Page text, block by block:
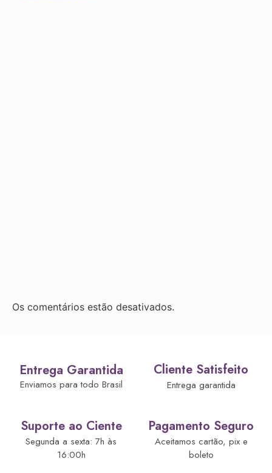
Os comentários estão desativados.
Entrega Garantida
Enviamos para todo Brasil
Cliente Satisfeito
Entrega garantida
Suporte ao Ciente
Segunda a sexta: 7h às
16:00h
Pagamento Seguro
Aceitamos cartão, pix e
boleto